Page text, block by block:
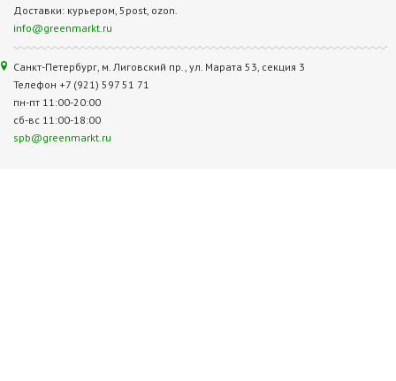
Доставки: курьером, 5post, ozon.
info@greenmarkt.ru
Санкт-Петербург, м. Лиговский пр., ул. Марата 53, секция 3
Телефон +7 (921) 597 51 71
пн-пт 11:00-20:00
сб-вс 11:00-18:00
spb@greenmarkt.ru